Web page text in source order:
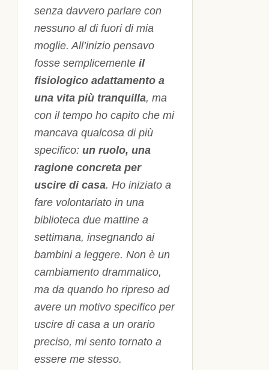
senza davvero parlare con
nessuno al di fuori di mia
moglie. All’inizio pensavo
fosse semplicemente il
fisiologico adattamento a
una vita più tranquilla, ma
con il tempo ho capito che mi
mancava qualcosa di più
specifico: un ruolo, una
ragione concreta per
uscire di casa. Ho iniziato a
fare volontariato in una
biblioteca due mattine a
settimana, insegnando ai
bambini a leggere. Non è un
cambiamento drammatico,
ma da quando ho ripreso ad
avere un motivo specifico per
uscire di casa a un orario
preciso, mi sento tornato a
essere me stesso.